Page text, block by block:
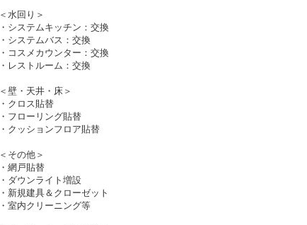
＜水回り＞
・システムキッチン：交換
・システムバス：交換
・コスメカウンター：交換
・レストルーム：交換
＜壁・天井・床＞
・クロス貼替
・フローリング貼替
・クッションフロア貼替
＜その他＞
・網戸貼替
・ダウンライト増設
・新規建具＆クローゼット
・室内クリーニング等